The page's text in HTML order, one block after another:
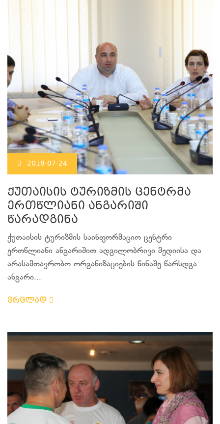
2018-07-24
ქუთაისის ტურიზმის ცენტრმა
ერთწლიანი ანგარიში
წარადგინა
ქუთაისის ტურიზმის საინფორმაციო ცენტრი
ერთწლიანი ანგარიშით ადგილობრივი მედიისა და
არასამთავრობო ორგანიზაციების წინაშე წარსდგა.
ანგარი...
ვრცლად